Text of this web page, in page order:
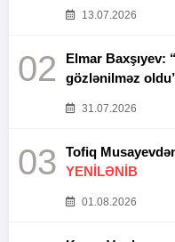
13.07.2026
02
Elmar Baxşıyev:
gözlənilməz
31.07.2026
03
YENİLƏNİB
01.08.2026